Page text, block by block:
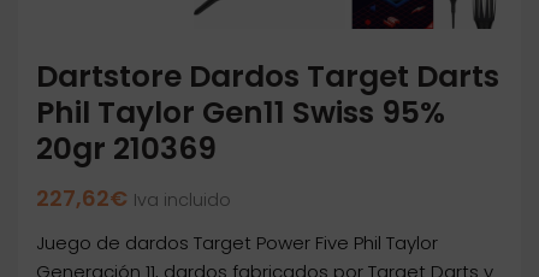
Dartstore Dardos Target Darts
Phil Taylor Gen11 Swiss 95%
20gr 210369
227,62€ Iva incluido
Juego de dardos Target Power Five Phil Taylor